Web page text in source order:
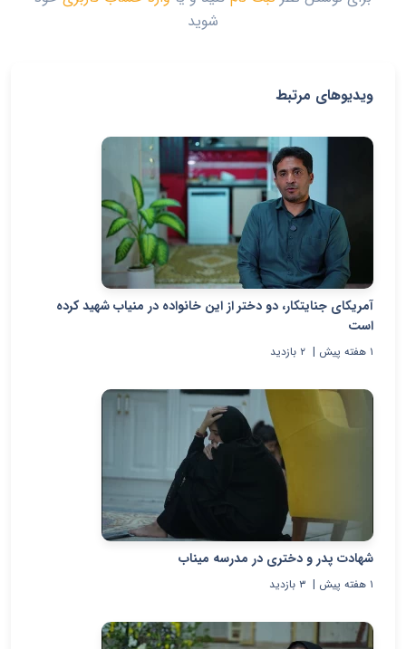
شوید
ویدیوهای مرتبط
آمریکای جنایتکار، دو دختر از این خانواده در منیاب شهید کرده
است
۱ هفته پیش | ۲ بازدید
شهادت پدر و دختری در مدرسه میناب
۱ هفته پیش | ۳ بازدید